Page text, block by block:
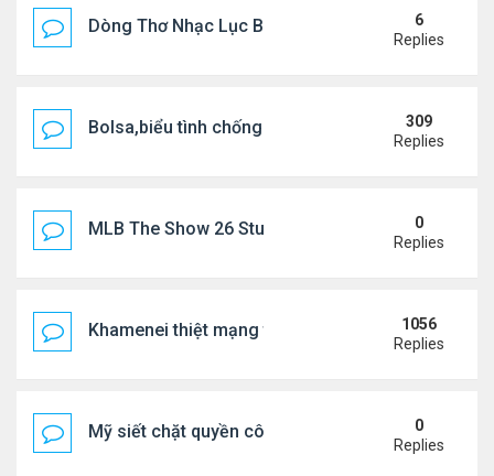
Dòng Thơ Nhạc Lục Bát Trích Đoạn - Gõ Google:
6
Replies
Bolsa,biểu tình chống ca nô.
309
Replies
MLB The Show 26 Stubs Tips for Efficient
0
Replies
Khamenei thiệt mạng trong cuộc tấn công phối
1056
Replies
Mỹ siết chặt quyền công dân theo nơi sinh, mở
0
Replies